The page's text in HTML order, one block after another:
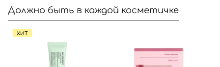
Должно быть в каждой косметичке
ХИТ